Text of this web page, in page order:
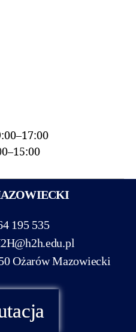
195 535
Ożarów Mazowiecki